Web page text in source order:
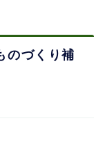
のづくり補